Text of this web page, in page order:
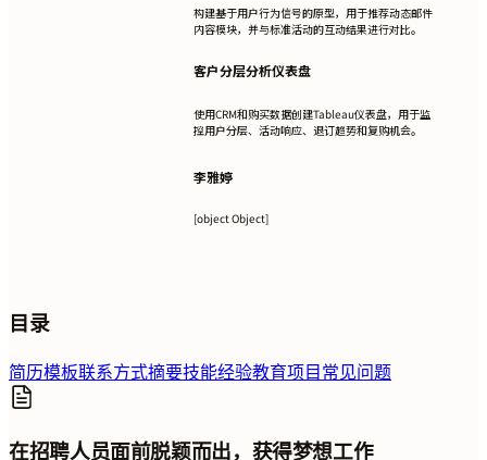
构建基于用户行为信号的原型，用于推荐动态邮件
内容模块，并与标准活动的互动结果进行对比。
客户分层分析仪表盘
使用CRM和购买数据创建Tableau仪表盘，用于监
控用户分层、活动响应、退订趋势和复购机会。
李雅婷
[object Object]
目录
简历模板联系方式摘要技能经验教育项目常见问题
在招聘人员面前脱颖而出，获得梦想工作